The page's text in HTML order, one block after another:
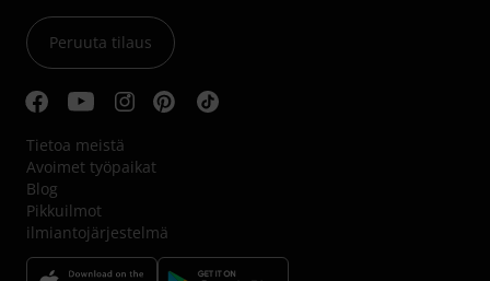
Peruuta tilaus
Tietoa meistä
Avoimet työpaikat
Blog
Pikkuilmot
ilmiantojärjestelmä